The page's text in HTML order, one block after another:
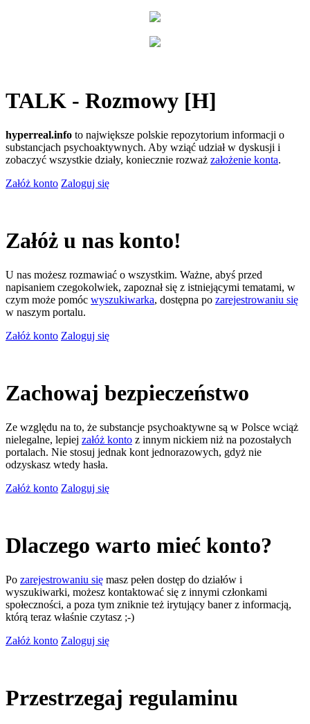
TALK - Rozmowy [H]
hyperreal.info to największe polskie repozytorium informacji o
substancjach psychoaktywnych. Aby wziąć udział w dyskusji i
zobaczyć wszystkie działy, koniecznie rozważ założenie konta.
Załóż konto Zaloguj się
Załóż u nas konto!
U nas możesz rozmawiać o wszystkim. Ważne, abyś przed
napisaniem czegokolwiek, zapoznał się z istniejącymi tematami, w
czym może pomóc wyszukiwarka, dostępna po zarejestrowaniu się
w naszym portalu.
Załóż konto Zaloguj się
Zachowaj bezpieczeństwo
Ze względu na to, że substancje psychoaktywne są w Polsce wciąż
nielegalne, lepiej załóż konto z innym nickiem niż na pozostałych
portalach. Nie stosuj jednak kont jednorazowych, gdyż nie
odzyskasz wtedy hasła.
Załóż konto Zaloguj się
Dlaczego warto mieć konto?
Po zarejestrowaniu się masz pełen dostęp do działów i
wyszukiwarki, możesz kontaktować się z innymi członkami
społeczności, a poza tym zniknie też irytujący baner z informacją,
którą teraz właśnie czytasz ;-)
Załóż konto Zaloguj się
Przestrzegaj regulaminu